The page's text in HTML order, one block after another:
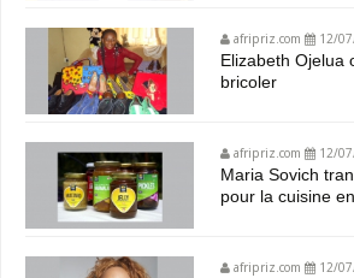
afripriz.com 12/
Elizabeth Ojelua
bricoler
afripriz.com 12/
Maria Sovich
pour la cuisine
afripriz.com 12/